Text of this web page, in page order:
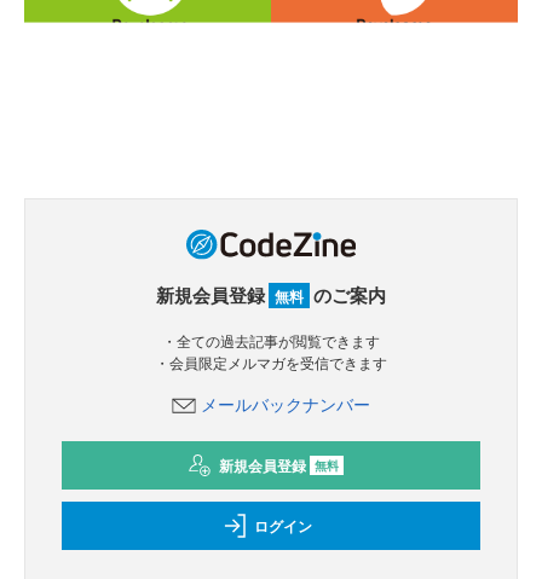
新規会員登録 無料 のご案内
・全ての過去記事が閲覧できます
・会員限定メルマガを受信できます
メールバックナンバー
新規会員登録 無料
ログイン